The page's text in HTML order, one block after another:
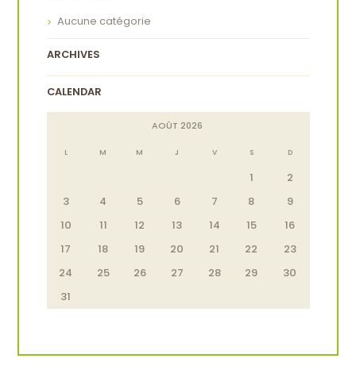
Aucune catégorie
ARCHIVES
CALENDAR
AOÛT 2026
L M M J V S D
1
2
3
4 5 6 7 8
9
10
11 12 13 14 15
16
17
18 19 20 21 22
23
24
25 26 27 28 29
30
31